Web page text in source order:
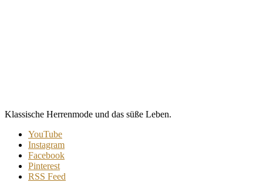
Klassische Herrenmode und das süße Leben.
YouTube
Instagram
Facebook
Pinterest
RSS Feed